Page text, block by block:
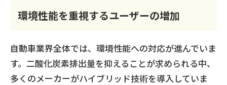
環境性能を重視するユーザーの増加
自動車業界全体では、環境性能への対応が進んでいま
す。二酸化炭素排出量を抑えることが求められる中、
多くのメーカーがハイブリッド技術を導入していま